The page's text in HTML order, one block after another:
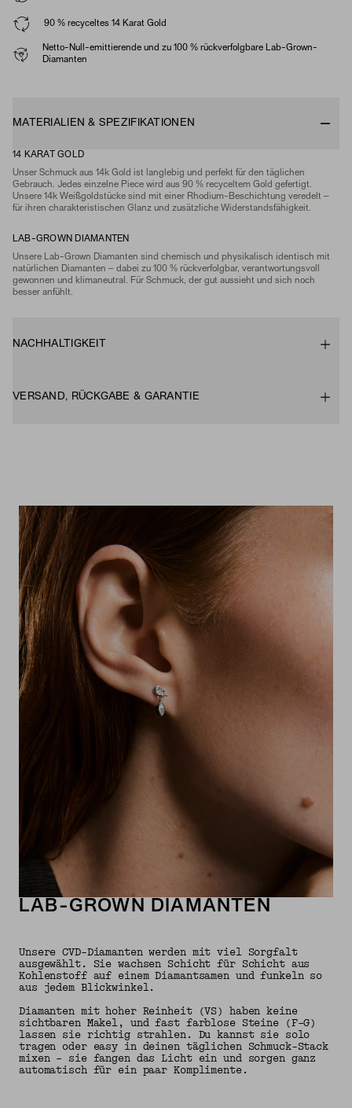
90 % recyceltes 14 Karat Gold
Netto-Null-emittierende und zu 100 % rückverfolgbare Lab-Grown-
Diamanten
MATERIALIEN & SPEZIFIKATIONEN
14 KARAT GOLD
Unser Schmuck aus 14k Gold ist langlebig und perfekt für den täglichen
Gebrauch. Jedes einzelne Piece wird aus 90 % recyceltem Gold gefertigt.
Unsere 14k Weißgoldstücke sind mit einer Rhodium-Beschichtung veredelt –
für ihren charakteristischen Glanz und zusätzliche Widerstandsfähigkeit.
LAB-GROWN DIAMANTEN
Unsere Lab-Grown Diamanten sind chemisch und physikalisch identisch mit
natürlichen Diamanten – dabei zu 100 % rückverfolgbar, verantwortungsvoll
gewonnen und klimaneutral. Für Schmuck, der gut aussieht und sich noch
besser anfühlt.
NACHHALTIGKEIT
VERSAND, RÜCKGABE & GARANTIE
LAB-GROWN DIAMANTEN
Unsere CVD-Diamanten werden mit viel Sorgfalt
ausgewählt. Sie wachsen Schicht für Schicht aus
Kohlenstoff auf einem Diamantsamen und funkeln so
aus jedem Blickwinkel.
Diamanten mit hoher Reinheit (VS) haben keine
sichtbaren Makel, und fast farblose Steine (F–G)
lassen sie richtig strahlen. Du kannst sie solo
tragen oder easy in deinen täglichen Schmuck-Stack
mixen – sie fangen das Licht ein und sorgen ganz
automatisch für ein paar Komplimente.